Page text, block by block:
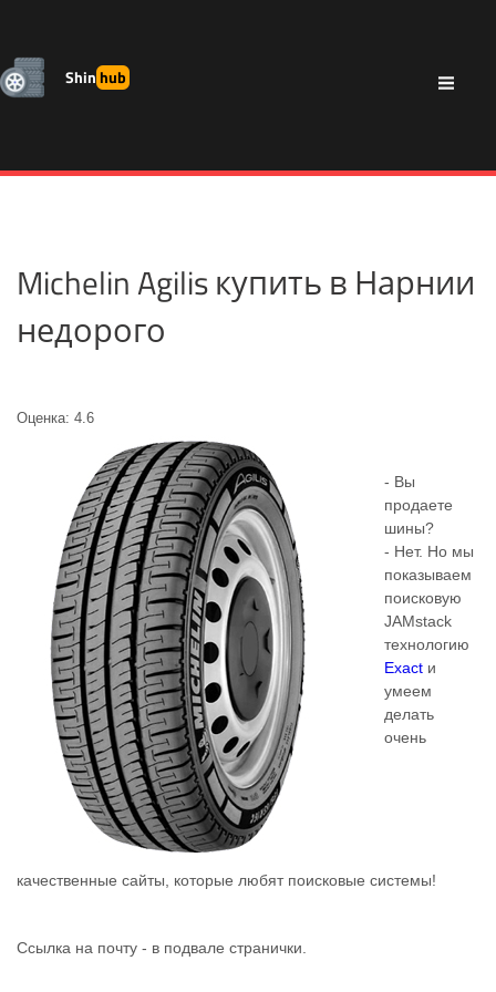
Shinhub
Michelin Agilis купить в Нарнии
недорого
Оценка: 4.6
- Вы
продаете
шины?
- Нет. Но мы
показываем
поисковую
JAMstack
технологию
Exact и
умеем
делать
очень
качественные сайты, которые любят поисковые системы!
Ссылка на почту - в подвале странички.